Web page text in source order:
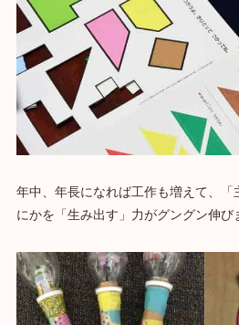
年中、年長になれば工作も増えて、「
にかを「生み出す」力がグングン伸び